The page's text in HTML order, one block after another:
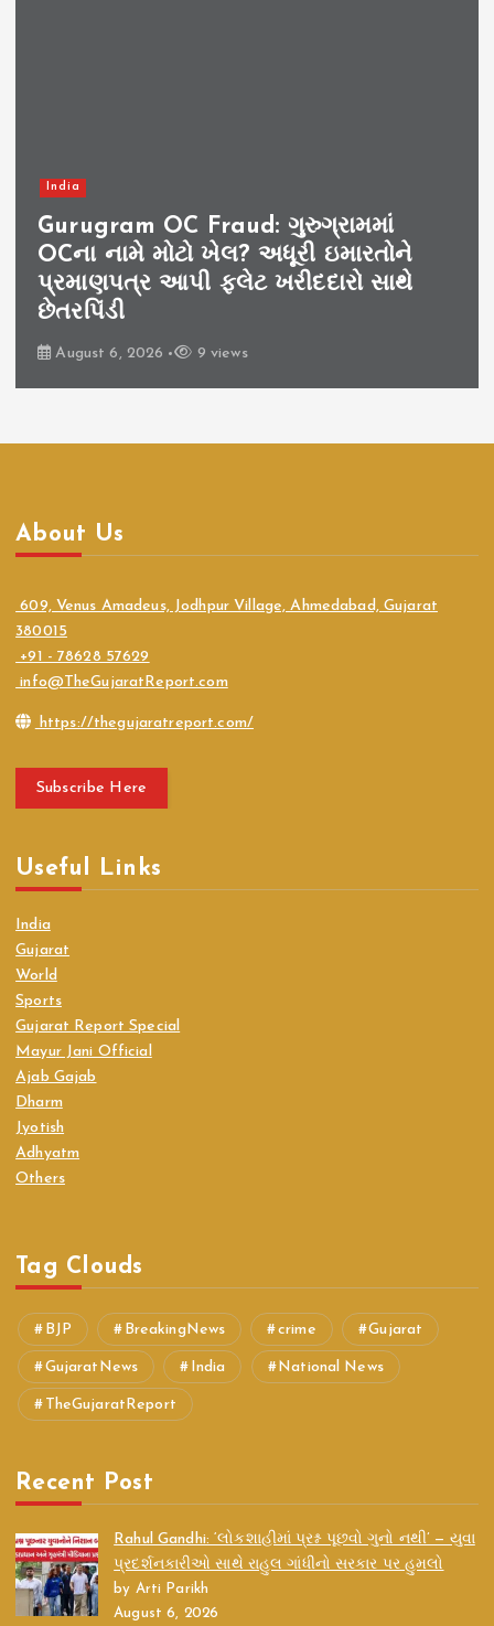
India
Gurugram OC Fraud: ગુરુગ્રામમાં
OCના નામે મોટો ખેલ? અધૂરી ઇમારતોને
પ્રમાણપત્ર આપી ફ્લેટ ખરીદદારો સાથે
છેતરપિંડી
August 6, 2026 9 views
About Us
609, Venus Amadeus, Jodhpur Village, Ahmedabad, Gujarat
380015
+91 - 78628 57629
info@TheGujaratReport.com
https://thegujaratreport.com/
Subscribe Here
Useful Links
India
Gujarat
World
Sports
Gujarat Report Special
Mayur Jani Official
Ajab Gajab
Dharm
Jyotish
Adhyatm
Others
Tag Clouds
BJP BreakingNews crime Gujarat
GujaratNews India National News
TheGujaratReport
Recent Post
Rahul Gandhi: ‘લોકશાહીમાં પ્રશ્ન પૂછવો ગુનો નથી’ — યુવા
પ્રદર્શનકારીઓ સાથે રાહુલ ગાંધીનો સરકાર પર હુમલો
by Arti Parikh
August 6, 2026